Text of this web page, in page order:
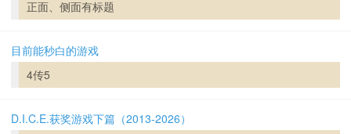
正面、侧面有标题
目前能秒白的游戏
4传5
D.I.C.E.获奖游戏下篇（2013-2026）